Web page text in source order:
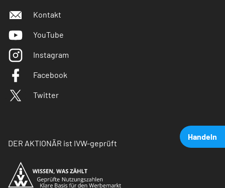
Handeln
Kontakt
YouTube
Instagram
Facebook
Twitter
DER AKTIONÄR ist IVW-geprüft